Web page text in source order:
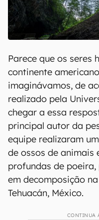
Parece que os seres
continente
imaginávamos, de
realizado pela
chegar a essa
principal autor da
equipe realizaram
de ossos de animais
profundas de
em decomposição
Tehuacán, México.
CONTINUA